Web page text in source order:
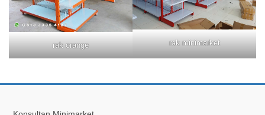
rak orange rak minimarket